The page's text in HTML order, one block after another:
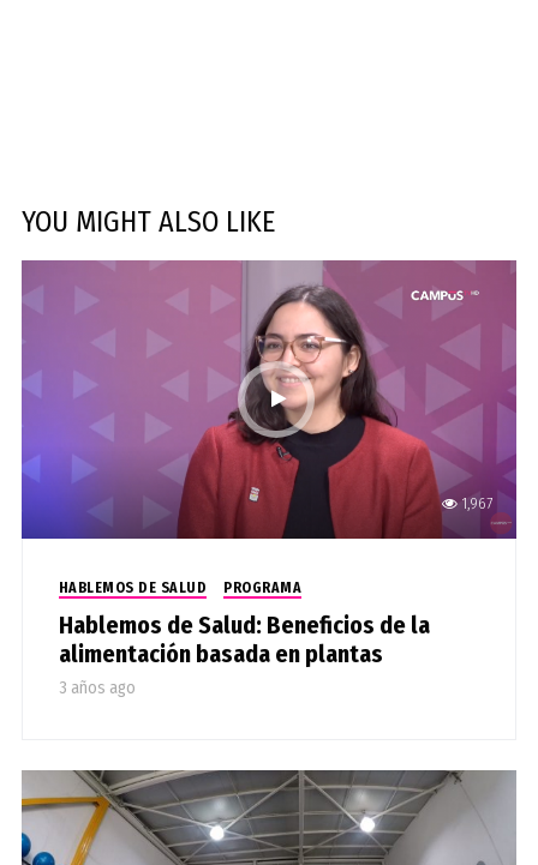
YOU MIGHT ALSO LIKE
1,967
HABLEMOS DE SALUD PROGRAMA
Hablemos de Salud: Beneficios de la
alimentación basada en plantas
3 años ago